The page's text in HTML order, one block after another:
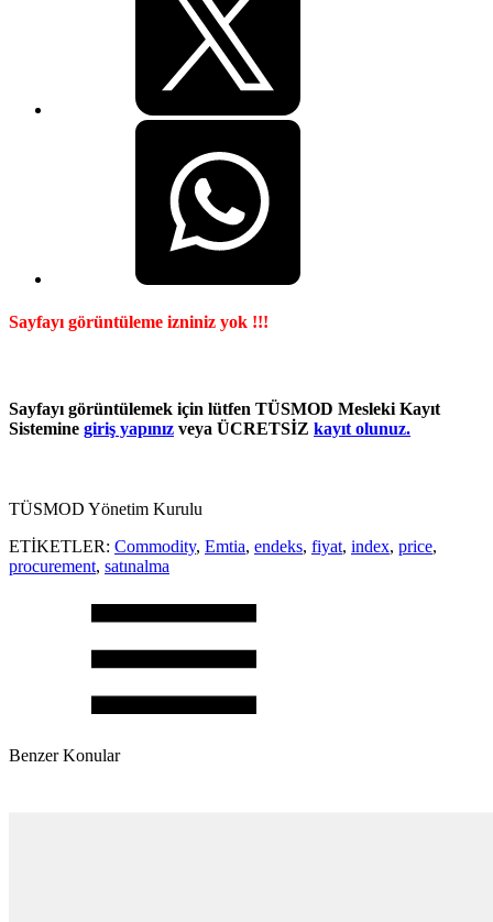
Sayfayı görüntüleme izniniz yok !!!
Sayfayı görüntülemek için lütfen TÜSMOD Mesleki Kayıt
Sistemine giriş yapınız veya ÜCRETSİZ kayıt olunuz.
TÜSMOD Yönetim Kurulu
ETİKETLER: Commodity, Emtia, endeks, fiyat, index, price,
procurement, satınalma
Benzer Konular